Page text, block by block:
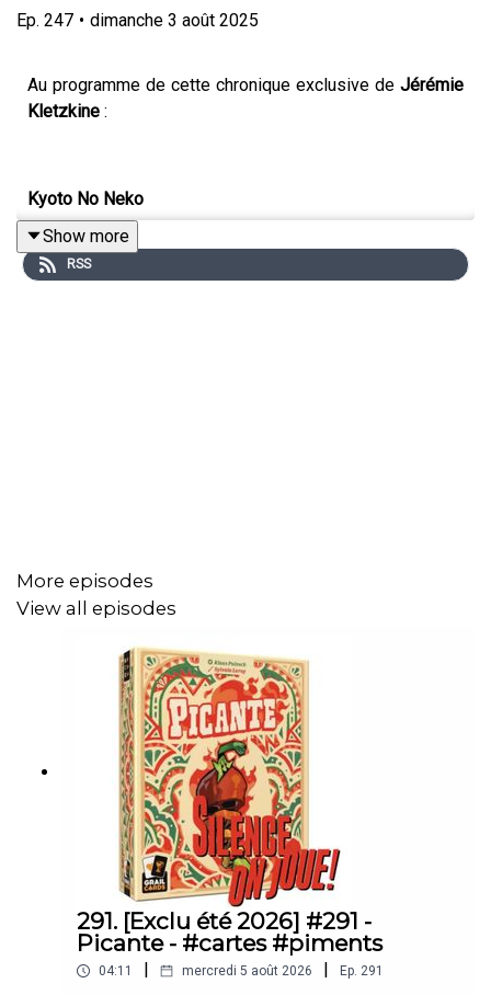
Ep. 247 • dimanche 3 août 2025
Au programme de cette chronique exclusive de Jérémie
Kletzkine :
Kyoto No Neko
#japon #chats
Auteur: Cédric Millet
avec notre offre spéciale à 6€ par mois :
https://offre.liberation.fr/soj/
Silence on joue ! est une émission hebdo de jeux vidéo
de Libération : https://shows.acast.com/silence-on-joue
Show more
RSS
More episodes
View all episodes
291. [Exclu été 2026] #291 -
Picante - #cartes #piments
04:11 | mercredi 5 août 2026 | Ep. 291